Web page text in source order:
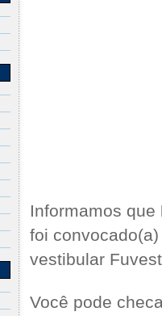
Informamos que
foi
vestibular
Você pode